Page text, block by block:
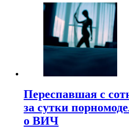
Переспавшая с
за сутки
о ВИЧ